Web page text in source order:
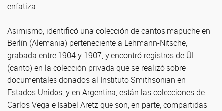
enfatiza.
Asimismo, identificó una colección de cantos mapuche en
Berlín (Alemania) perteneciente a Lehmann-Nitsche,
grabada entre 1904 y 1907, y encontró registros de ÜL
(canto) en la colección privada que se realizó sobre
documentales donados al Instituto Smithsonian en
Estados Unidos, y en Argentina, están las colecciones de
Carlos Vega e Isabel Aretz que son, en parte, compartidas